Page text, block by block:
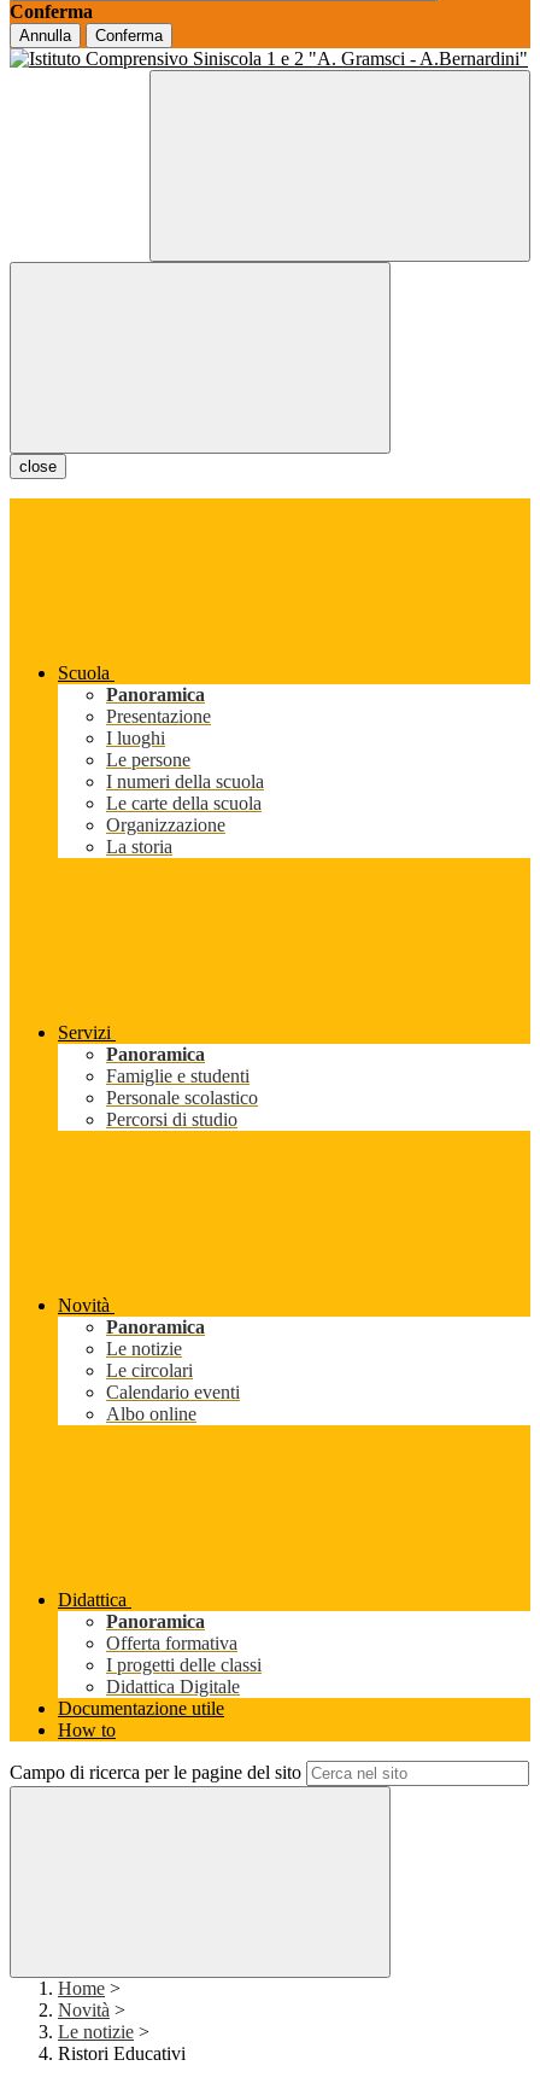
Conferma
Annulla Conferma
close
Scuola
Panoramica
Presentazione
I luoghi
Le persone
I numeri della scuola
Le carte della scuola
Organizzazione
La storia
Servizi
Panoramica
Famiglie e studenti
Personale scolastico
Percorsi di studio
Novità
Panoramica
Le notizie
Le circolari
Calendario eventi
Albo online
Didattica
Panoramica
Offerta formativa
I progetti delle classi
Didattica Digitale
Documentazione utile
How to
Campo di ricerca per le pagine del sito
Home >
Novità >
Le notizie >
Ristori Educativi